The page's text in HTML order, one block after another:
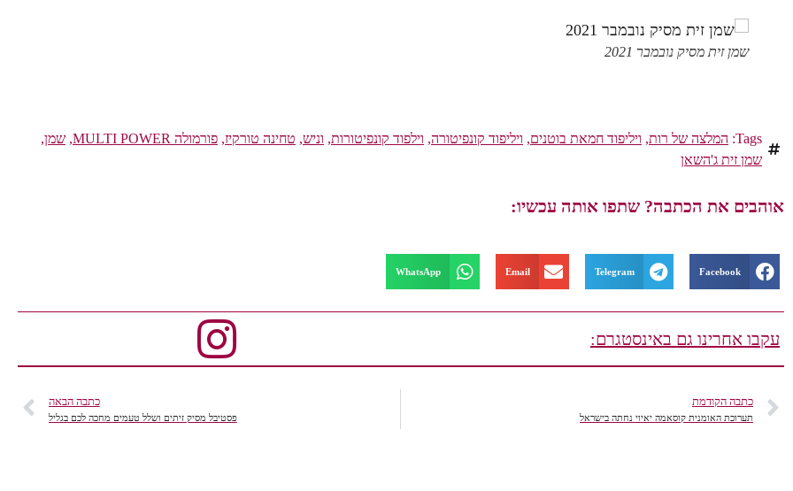
שמן זית מסיק נובמבר 2021
Tags: המלצה של רות, ויליפוד חמאת בוטנים, ויליפוד קונפיטורה, וילפוד קונפיטורות, וניש, טחינה טורקיז, פורמולה MULTI POWER , שמן,
שמן זית ג'השאן
אוהבים את הכתבה? שתפו אותה עכשיו:
Facebook
Telegram
Email
WhatsApp
עקבו אחרינו גם באינסטגרם:
כתבה הקודמת
תערוכת האומנית קוסאמה יאיוי נחתה בישראל
כתבה הבאה
פסטיבל מסיק זיתים ושלל טעמים מחכה לכם בגליל